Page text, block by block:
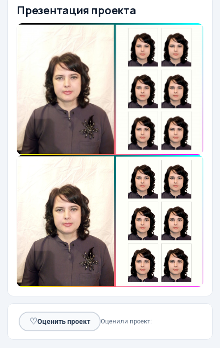
Презентация проекта
♡Оценить проект Оценили проект: